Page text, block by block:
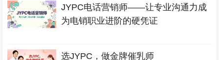
JYPC电话营销师——让专业沟通力成
为电销职业进阶的硬凭证
选JYPC，做金牌催乳师